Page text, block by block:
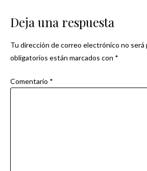
Deja una respuesta
Tu dirección de correo electrónico no será
obligatorios están marcados con *
Comentario *